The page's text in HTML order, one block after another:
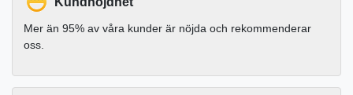
Mer än 95% av våra kunder är nöjda och rekommenderar
oss.